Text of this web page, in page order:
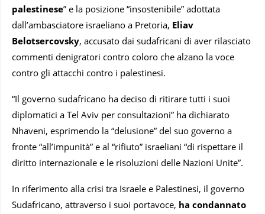
palestinese” e la posizione “insostenibile” adottata
dall’ambasciatore israeliano a Pretoria, Eliav
Belotsercovsky, accusato dai sudafricani di aver rilasciato
commenti denigratori contro coloro che alzano la voce
contro gli attacchi contro i palestinesi.
“Il governo sudafricano ha deciso di ritirare tutti i suoi
diplomatici a Tel Aviv per consultazioni” ha dichiarato
Nhaveni, esprimendo la “delusione” del suo governo a
fronte “all’impunità” e al “rifiuto” israeliani “di rispettare il
diritto internazionale e le risoluzioni delle Nazioni Unite”.
In riferimento alla crisi tra Israele e Palestinesi, il governo
Sudafricano, attraverso i suoi portavoce, ha condannato